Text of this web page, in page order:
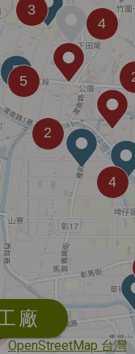
OpenStreetMap 台灣
廠